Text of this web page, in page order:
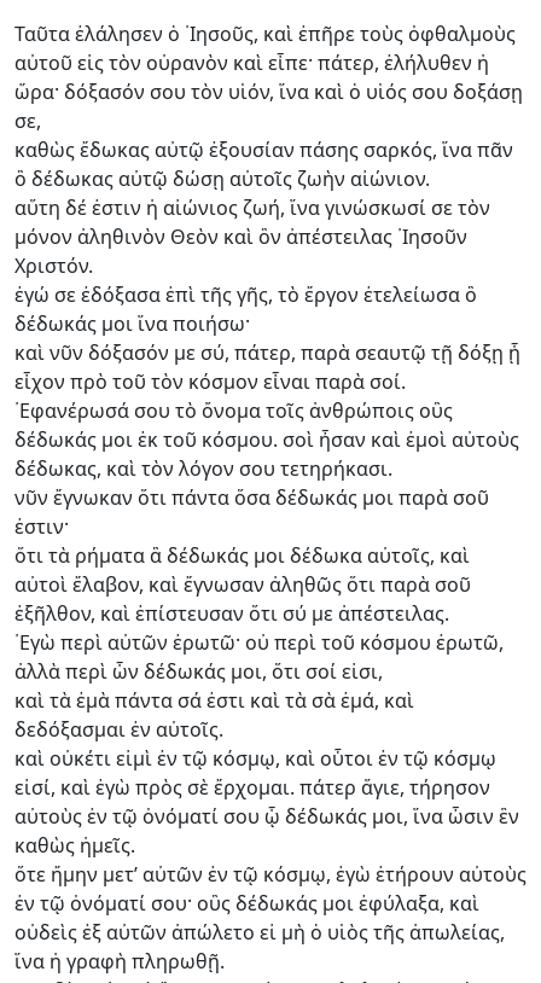
Ταῦτα ἐλάλησεν ὁ ᾿Ιησοῦς, καὶ ἐπῆρε τοὺς ὀφθαλμοὺς
αὐτοῦ εἰς τὸν οὐρανὸν καὶ εἶπε· πάτερ, ἐλήλυθεν ἡ
ὥρα· δόξασόν σου τὸν υἱόν, ἵνα καὶ ὁ υἱός σου δοξάσῃ
σε,
καθὼς ἔδωκας αὐτῷ ἐξουσίαν πάσης σαρκός, ἵνα πᾶν
ὃ δέδωκας αὐτῷ δώσῃ αὐτοῖς ζωὴν αἰώνιον.
αὕτη δέ ἐστιν ἡ αἰώνιος ζωή, ἵνα γινώσκωσί σε τὸν
μόνον ἀληθινὸν Θεὸν καὶ ὃν ἀπέστειλας ᾿Ιησοῦν
Χριστόν.
ἐγώ σε ἐδόξασα ἐπὶ τῆς γῆς, τὸ ἔργον ἐτελείωσα ὃ
δέδωκάς μοι ἵνα ποιήσω·
καὶ νῦν δόξασόν με σύ, πάτερ, παρὰ σεαυτῷ τῇ δόξῃ ᾗ
εἶχον πρὸ τοῦ τὸν κόσμον εἶναι παρὰ σοί.
᾿Εφανέρωσά σου τὸ ὄνομα τοῖς ἀνθρώποις οὓς
δέδωκάς μοι ἐκ τοῦ κόσμου. σοὶ ἦσαν καὶ ἐμοὶ αὐτοὺς
δέδωκας, καὶ τὸν λόγον σου τετηρήκασι.
νῦν ἔγνωκαν ὅτι πάντα ὅσα δέδωκάς μοι παρὰ σοῦ
ἐστιν·
ὅτι τὰ ρήματα ἃ δέδωκάς μοι δέδωκα αὐτοῖς, καὶ
αὐτοὶ ἔλαβον, καὶ ἔγνωσαν ἀληθῶς ὅτι παρὰ σοῦ
ἐξῆλθον, καὶ ἐπίστευσαν ὅτι σύ με ἀπέστειλας.
᾿Εγὼ περὶ αὐτῶν ἐρωτῶ· οὐ περὶ τοῦ κόσμου ἐρωτῶ,
ἀλλὰ περὶ ὧν δέδωκάς μοι, ὅτι σοί εἰσι,
καὶ τὰ ἐμὰ πάντα σά ἐστι καὶ τὰ σὰ ἐμά, καὶ
δεδόξασμαι ἐν αὐτοῖς.
καὶ οὐκέτι εἰμὶ ἐν τῷ κόσμῳ, καὶ οὗτοι ἐν τῷ κόσμῳ
εἰσί, καὶ ἐγὼ πρὸς σὲ ἔρχομαι. πάτερ ἅγιε, τήρησον
αὐτοὺς ἐν τῷ ὀνόματί σου ᾧ δέδωκάς μοι, ἵνα ὦσιν ἓν
καθὼς ἡμεῖς.
ὅτε ἤμην μετ’ αὐτῶν ἐν τῷ κόσμῳ, ἐγὼ ἐτήρουν αὐτοὺς
ἐν τῷ ὀνόματί σου· οὓς δέδωκάς μοι ἐφύλαξα, καὶ
οὐδεὶς ἐξ αὐτῶν ἀπώλετο εἰ μὴ ὁ υἱὸς τῆς ἀπωλείας,
ἵνα ἡ γραφὴ πληρωθῇ.